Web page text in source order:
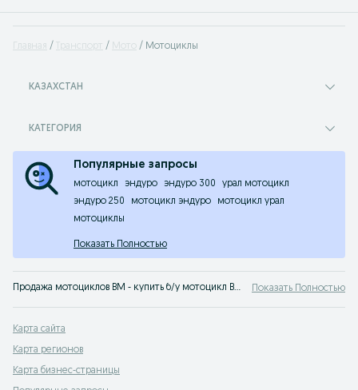
Главная Транспорт Мото Мотоциклы
КАЗАХСТАН
КАТЕГОРИЯ
Популярные запросы
мотоцикл эндуро эндуро 300
урал мотоцикл
эндуро 250
мотоцикл эндуро
мотоцикл урал
мотоциклы
Показать Полностью
Продажа мотоциклов BM - купить б/у мотоцикл BM с пробегом на популярном сервисе объявлений OLX Казахстан. Твой BM ждет тебя на OLX! Показать Полностью
Карта сайта
Карта регионов
Карта бизнес-страницы